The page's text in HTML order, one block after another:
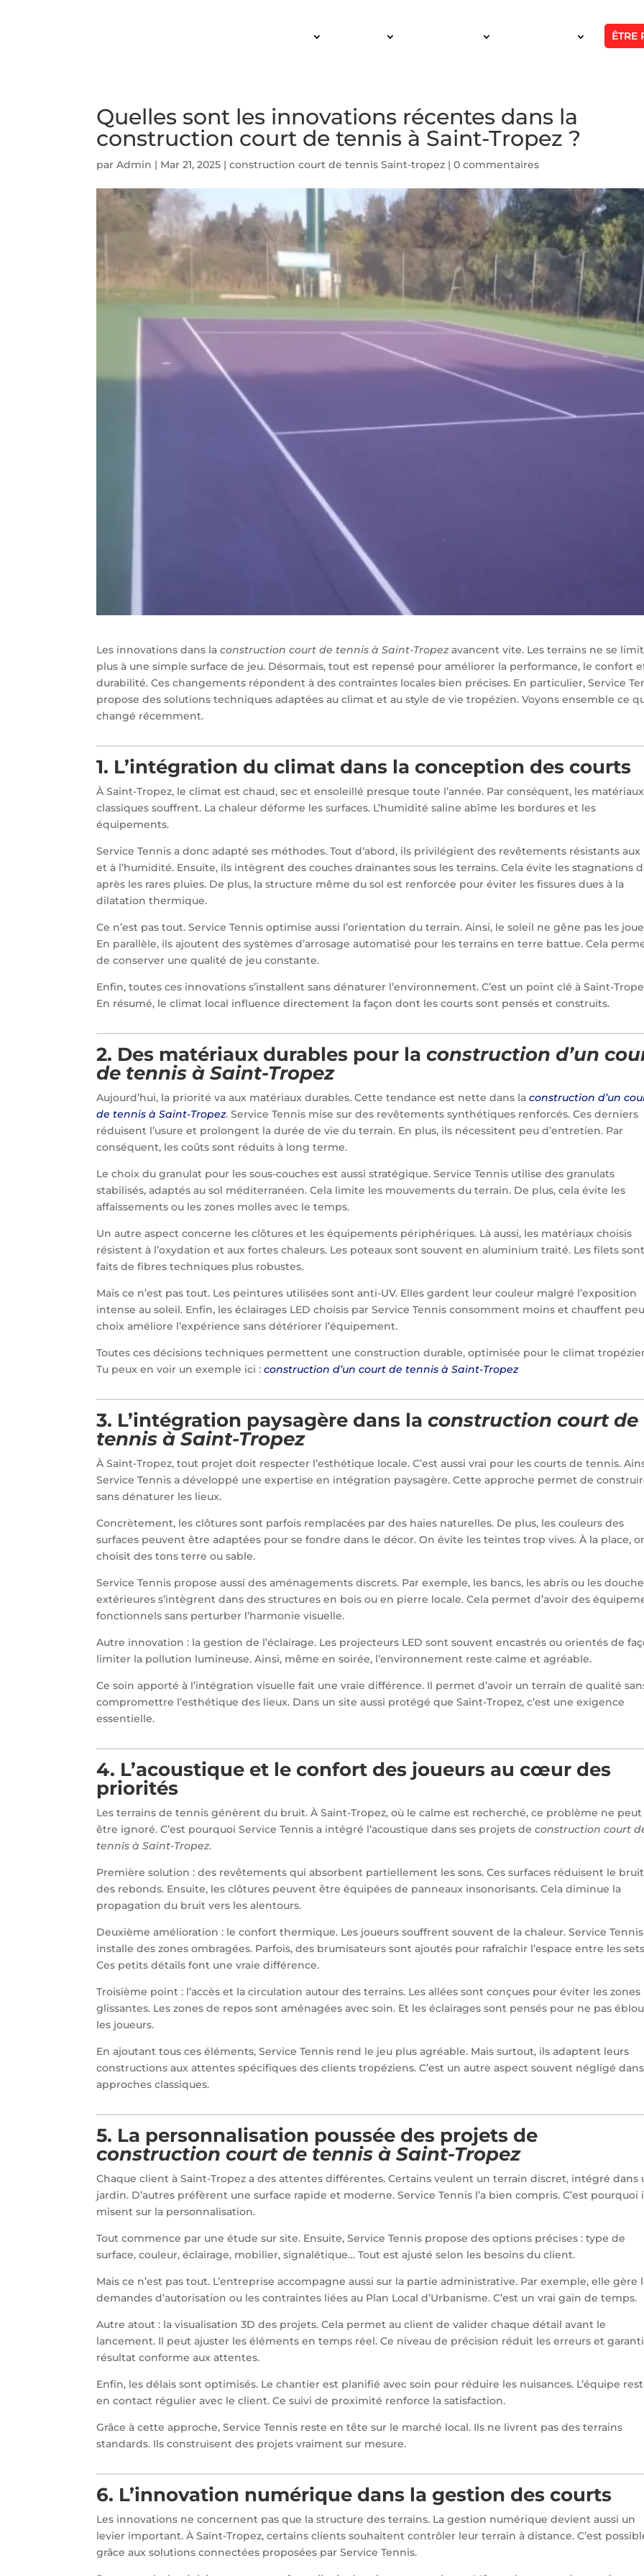
ÊTRE
Quelles sont les innovations récentes dans la
construction court de tennis à Saint-Tropez ?
parAdmin | Mar 21, 2025 |construction court de tennis Saint-tropez |0 commentaires
Les innovations dans laconstruction court de tennis à Saint-Tropezavancent vite. Les terrains ne se
plus à une simple surface de jeu. Désormais, tout est repensé pour améliorer la performance, le confort
durabilité. Ces changements répondent à des contraintes locales bien précises. En particulier, Service
propose des solutions techniques adaptées au climat et au style de vie tropézien. Voyons ensemble ce
changé récemment.
1. L’intégration du climat dans la conception des courts
À Saint-Tropez, le climat est chaud, sec et ensoleillé presque toute l’année. Par conséquent, les matériaux
classiques souffrent. La chaleur déforme les surfaces. L’humidité saline abîme les bordures et les
équipements.
Service Tennis a donc adapté ses méthodes. Tout d’abord, ils privilégient des revêtements résistants aux
et à l’humidité. Ensuite, ils intègrent des couches drainantes sous les terrains. Cela évite les stagnations
après les rares pluies. De plus, la structure même du sol est renforcée pour éviter les fissures dues à la
dilatation thermique.
Ce n’est pas tout. Service Tennis optimise aussi l’orientation du terrain. Ainsi, le soleil ne gêne pas les
En parallèle, ils ajoutent des systèmes d’arrosage automatisé pour les terrains en terre battue. Cela
de conserver une qualité de jeu constante.
Enfin, toutes ces innovations s’installent sans dénaturer l’environnement. C’est un point clé à Saint-
En résumé, le climat local influence directement la façon dont les courts sont pensés et construits.
2. Des matériaux durables pour laconstruction d’un
de tennis à Saint-Tropez
Aujourd’hui, la priorité va aux matériaux durables. Cette tendance est nette dans laconstruction d’un
de tennis à Saint-Tropez. Service Tennis mise sur des revêtements synthétiques renforcés. Ces derniers
réduisent l’usure et prolongent la durée de vie du terrain. En plus, ils nécessitent peu d’entretien. Par
conséquent, les coûts sont réduits à long terme.
Le choix du granulat pour les sous-couches est aussi stratégique. Service Tennis utilise des granulats
stabilisés, adaptés au sol méditerranéen. Cela limite les mouvements du terrain. De plus, cela évite les
affaissements ou les zones molles avec le temps.
Un autre aspect concerne les clôtures et les équipements périphériques. Là aussi, les matériaux choisis
résistent à l’oxydation et aux fortes chaleurs. Les poteaux sont souvent en aluminium traité. Les filets sont
faits de fibres techniques plus robustes.
Mais ce n’est pas tout. Les peintures utilisées sont anti-UV. Elles gardent leur couleur malgré l’exposition
intense au soleil. Enfin, les éclairages LED choisis par Service Tennis consomment moins et chauffent
choix améliore l’expérience sans détériorer l’équipement.
Toutes ces décisions techniques permettent une construction durable, optimisée pour le climat
Tu peux en voir un exemple ici :construction d’un court de tennis à Saint-Tropez
3. L’intégration paysagère dans laconstruction court de
tennis à Saint-Tropez
À Saint-Tropez, tout projet doit respecter l’esthétique locale. C’est aussi vrai pour les courts de tennis.
Service Tennis a développé une expertise en intégration paysagère. Cette approche permet de
sans dénaturer les lieux.
Concrètement, les clôtures sont parfois remplacées par des haies naturelles. De plus, les couleurs des
surfaces peuvent être adaptées pour se fondre dans le décor. On évite les teintes trop vives. À la place,
choisit des tons terre ou sable.
Service Tennis propose aussi des aménagements discrets. Par exemple, les bancs, les abris ou les
extérieures s’intègrent dans des structures en bois ou en pierre locale. Cela permet d’avoir des
fonctionnels sans perturber l’harmonie visuelle.
Autre innovation : la gestion de l’éclairage. Les projecteurs LED sont souvent encastrés ou orientés de
limiter la pollution lumineuse. Ainsi, même en soirée, l’environnement reste calme et agréable.
Ce soin apporté à l’intégration visuelle fait une vraie différence. Il permet d’avoir un terrain de qualité
compromettre l’esthétique des lieux. Dans un site aussi protégé que Saint-Tropez, c’est une exigence
essentielle.
4. L’acoustique et le confort des joueurs au cœur des
priorités
Les terrains de tennis génèrent du bruit. À Saint-Tropez, où le calme est recherché, ce problème ne peut
être ignoré. C’est pourquoi Service Tennis a intégré l’acoustique dans ses projets deconstruction court
tennis à Saint-Tropez.
Première solution : des revêtements qui absorbent partiellement les sons. Ces surfaces réduisent le bruit
des rebonds. Ensuite, les clôtures peuvent être équipées de panneaux insonorisants. Cela diminue la
propagation du bruit vers les alentours.
Deuxième amélioration : le confort thermique. Les joueurs souffrent souvent de la chaleur. Service Tennis
installe des zones ombragées. Parfois, des brumisateurs sont ajoutés pour rafraîchir l’espace entre les
Ces petits détails font une vraie différence.
Troisième point : l’accès et la circulation autour des terrains. Les allées sont conçues pour éviter les zones
glissantes. Les zones de repos sont aménagées avec soin. Et les éclairages sont pensés pour ne pas
les joueurs.
En ajoutant tous ces éléments, Service Tennis rend le jeu plus agréable. Mais surtout, ils adaptent leurs
constructions aux attentes spécifiques des clients tropéziens. C’est un autre aspect souvent négligé
approches classiques.
5. La personnalisation poussée des projets de
construction court de tennis à Saint-Tropez
Chaque client à Saint-Tropez a des attentes différentes. Certains veulent un terrain discret, intégré dans
jardin. D’autres préfèrent une surface rapide et moderne. Service Tennis l’a bien compris. C’est pourquoi
misent sur la personnalisation.
Tout commence par une étude sur site. Ensuite, Service Tennis propose des options précises : type de
surface, couleur, éclairage, mobilier, signalétique… Tout est ajusté selon les besoins du client.
Mais ce n’est pas tout. L’entreprise accompagne aussi sur la partie administrative. Par exemple, elle gère
demandes d’autorisation ou les contraintes liées au Plan Local d’Urbanisme. C’est un vrai gain de temps.
Autre atout : la visualisation 3D des projets. Cela permet au client de valider chaque détail avant le
lancement. Il peut ajuster les éléments en temps réel. Ce niveau de précision réduit les erreurs et
résultat conforme aux attentes.
Enfin, les délais sont optimisés. Le chantier est planifié avec soin pour réduire les nuisances. L’équipe
en contact régulier avec le client. Ce suivi de proximité renforce la satisfaction.
Grâce à cette approche, Service Tennis reste en tête sur le marché local. Ils ne livrent pas des terrains
standards. Ils construisent des projets vraiment sur mesure.
6. L’innovation numérique dans la gestion des courts
Les innovations ne concernent pas que la structure des terrains. La gestion numérique devient aussi un
levier important. À Saint-Tropez, certains clients souhaitent contrôler leur terrain à distance. C’est
grâce aux solutions connectées proposées par Service Tennis.